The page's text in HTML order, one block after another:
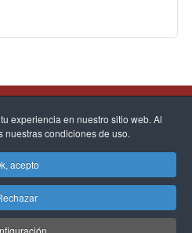
experiencia en nuestro sitio web. Al
nuestras condiciones de uso.
acepto
Descargar libros
AccesibilidadCookies